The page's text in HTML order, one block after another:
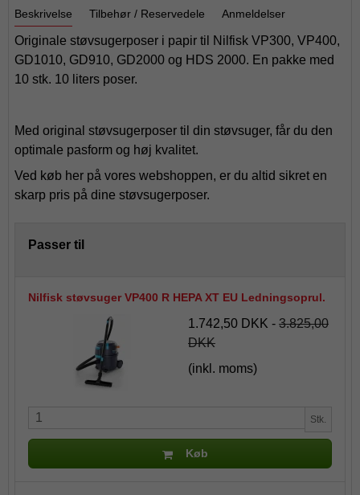
Beskrivelse Tilbehør / Reservedele Anmeldelser
Originale støvsugerposer i papir til Nilfisk VP300, VP400,
GD1010, GD910, GD2000 og HDS 2000. En pakke med
10 stk. 10 liters poser.
Med original støvsugerposer til din støvsuger, får du den
optimale pasform og høj kvalitet.
Ved køb her på vores webshoppen, er du altid sikret en
skarp pris på dine støvsugerposer.
Passer til
Nilfisk støvsuger VP400 R HEPA XT EU Ledningsoprul.
1.742,50 DKK - 3.825,00
DKK
(inkl. moms)
Stk.
Køb